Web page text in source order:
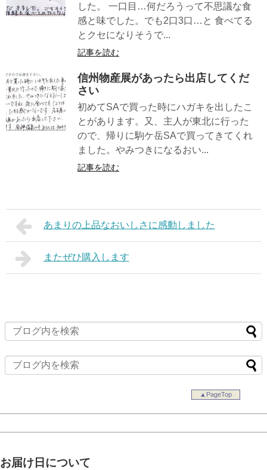
した。 一口目…何だろうって不思議な食
感と味でした。でも2口3口…と 食べてる
とクセになりそうで...
記事を読む
信州物産展があったら出店してくだ
さい
初めてSAで買った時にハガキを出したこ
とがあります。又、主人が東北に行った
ので、帰りに駒ケ岳SAで買ってきてくれ
ました。やみつきになるおい...
記事を読む
あまりの上品なおいしさに感動しました
またぜひ購入します
▲PageTop
お届け日について